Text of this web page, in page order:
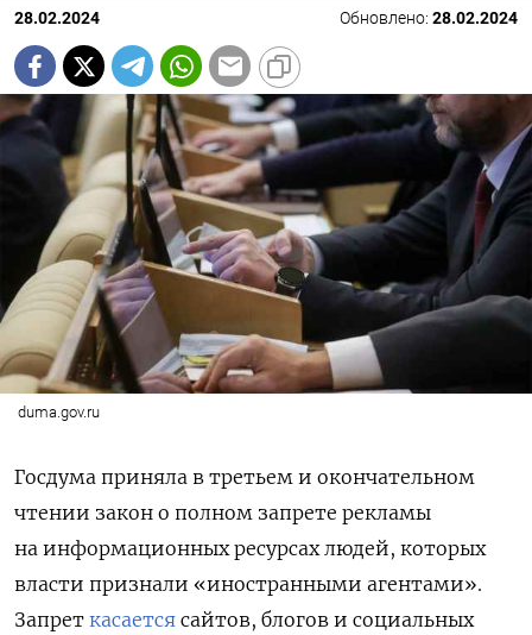
28.02.2024 Обновлено: 28.02.2024
duma.gov.ru
Госдума приняла в третьем и окончательном
чтении закон о полном запрете рекламы
на информационных ресурсах людей, которых
власти признали «иностранными агентами».
Запрет касается сайтов, блогов и социальных